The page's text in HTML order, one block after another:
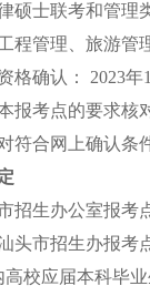
硕士联考和管
程管理、旅游管
确认： 2023年
报考点的要求核
合网上确认条件
生办公室报考点
市招生办报考点
应届本科毕业